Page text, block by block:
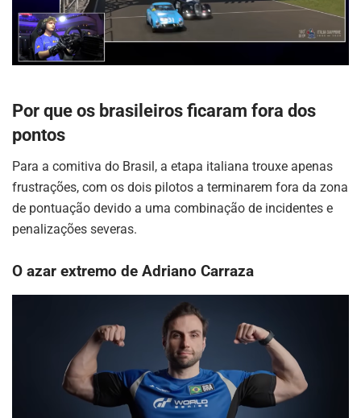
Por que os brasileiros ficaram fora dos
pontos
Para a comitiva do Brasil, a etapa italiana trouxe apenas
frustrações, com os dois pilotos a terminarem fora da zona
de pontuação devido a uma combinação de incidentes e
penalizações severas.
O azar extremo de Adriano Carraza